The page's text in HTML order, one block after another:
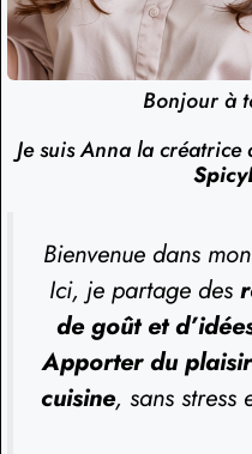
Bonjour à
Je suis Anna la
Bienvenue dans
Ici, je partage des
de goût et
Apporter du
cuisine, sans stress